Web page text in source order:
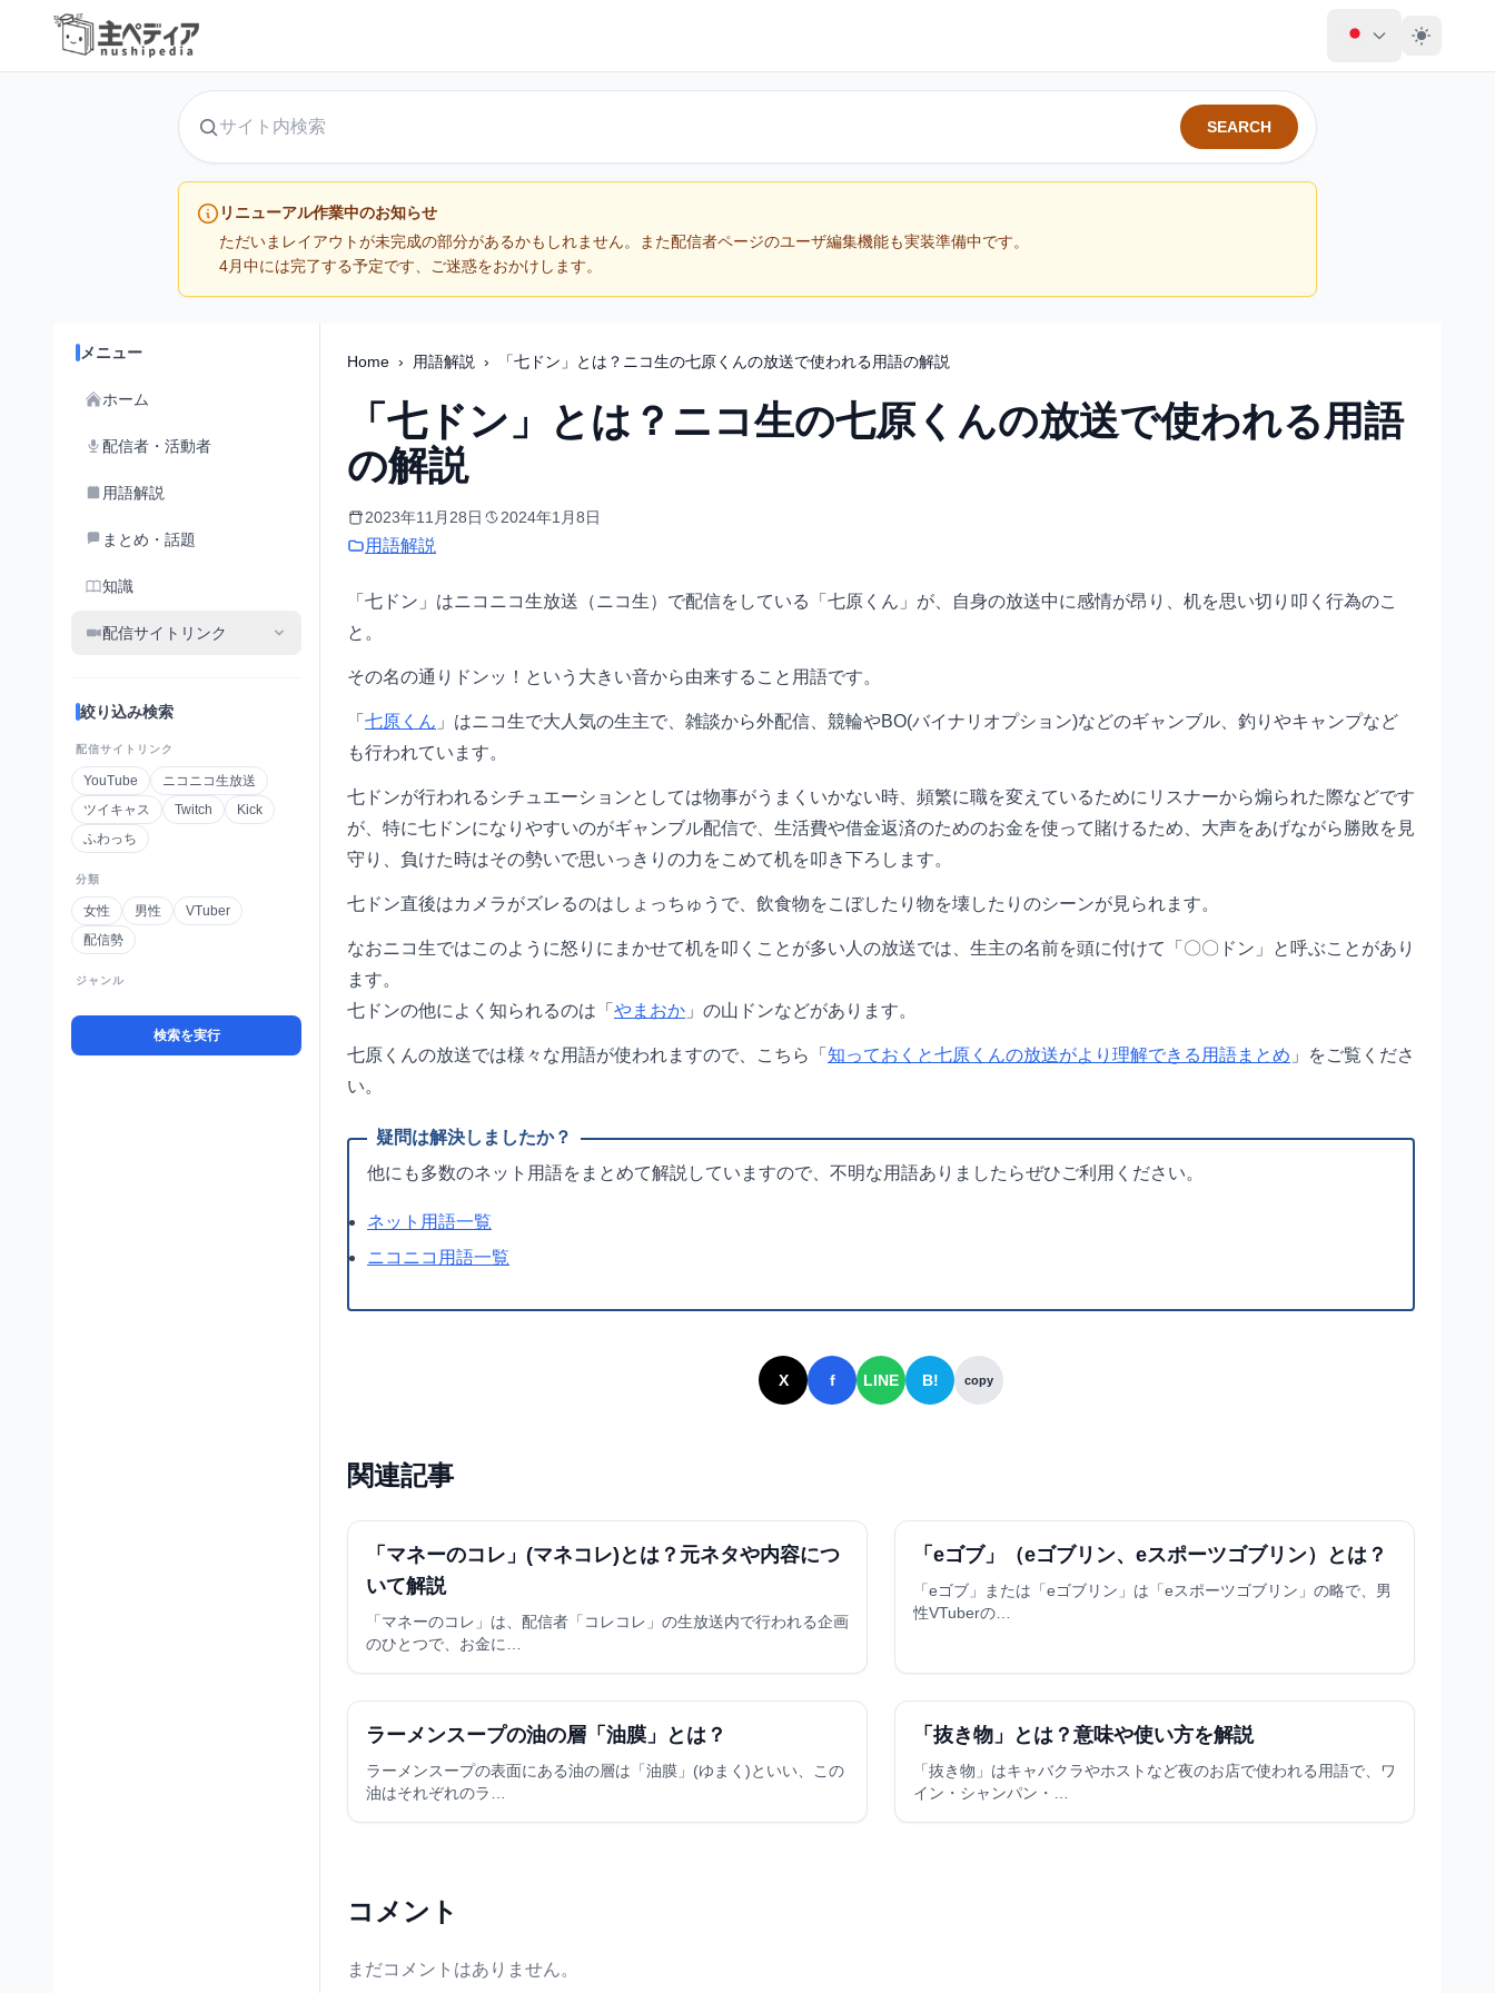
サイト内検索
SEARCH
リニューアル作業中のお知らせ
ただいまレイアウトが未完成の部分があるかもしれません。また配信者ページのユーザ編集機能も実装準備中です。
4月中には完了する予定です、ご迷惑をおかけします。
メニュー
ホーム
配信者・活動者
用語解説
まとめ・話題
知識
配信サイトリンク
絞り込み検索
配信サイトリンク
YouTube
ニコニコ生放送
ツイキャス
Twitch
Kick
ふわっち
分類
女性 男性
VTuber
配信勢
ジャンル
検索を実行
Home › 用語解説 › 「七ドン」とは？ニコ生の七原くんの放送で使われる用語の解説
「七ドン」とは？ニコ生の七原くんの放送で使われる用語
の解説
2023年11月28日 2024年1月8日
用語解説
「七ドン」はニコニコ生放送（ニコ生）で配信をしている「七原くん」が、自身の放送中に感情が昂り、机を思い切り叩く行為のこ
と。
その名の通りドンッ！という大きい音から由来すること用語です。
「 七原くん 」はニコ生で大人気の生主で、雑談から外配信、競輪やBO(バイナリオプション)などのギャンブル、釣りやキャンプなど
も行われています。
七ドンが行われるシチュエーションとしては物事がうまくいかない時、頻繁に職を変えているためにリスナーから煽られた際などです
が、特に七ドンになりやすいのがギャンブル配信で、生活費や借金返済のためのお金を使って賭けるため、大声をあげながら勝敗を見
守り、負けた時はその勢いで思いっきりの力をこめて机を叩き下ろします。
七ドン直後はカメラがズレるのはしょっちゅうで、飲食物をこぼしたり物を壊したりのシーンが見られます。
なおニコ生ではこのように怒りにまかせて机を叩くことが多い人の放送では、生主の名前を頭に付けて「〇〇ドン」と呼ぶことがあり
ます。
七ドンの他によく知られるのは「 やまおか 」の山ドンなどがあります。
七原くんの放送では様々な用語が使われますので、こちら「 知っておくと七原くんの放送がより理解できる用語まとめ 」をご覧くださ
い。
他にも多数のネット用語をまとめて解説していますので、不明な用語ありましたらぜひご利用ください。
ネット用語一覧
ニコニコ用語一覧
X f LINE B! copy
関連記事
「マネーのコレ」(マネコレ)とは？元ネタや内容につ
いて解説
「マネーのコレ」は、配信者「コレコレ」の生放送内で行われる企画
のひとつで、お金に…
「eゴブ」（eゴブリン、eスポーツゴブリン）とは？
「eゴブ」または「eゴブリン」は「eスポーツゴブリン」の略で、男
性VTuberの…
ラーメンスープの油の層「油膜」とは？
ラーメンスープの表面にある油の層は「油膜」(ゆまく)といい、この
油はそれぞれのラ…
「抜き物」とは？意味や使い方を解説
「抜き物」はキャバクラやホストなど夜のお店で使われる用語で、ワ
イン・シャンパン・…
コメント
まだコメントはありません。